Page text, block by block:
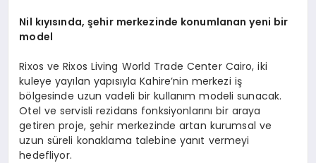
Nil kıyısında, şehir merkezinde konumlanan yeni bir
model
Rixos ve Rixos Living World Trade Center Cairo, iki
kuleye yayılan yapısıyla Kahire’nin merkezi iş
bölgesinde uzun vadeli bir kullanım modeli sunacak.
Otel ve servisli rezidans fonksiyonlarını bir araya
getiren proje, şehir merkezinde artan kurumsal ve
uzun süreli konaklama talebine yanıt vermeyi
hedefliyor.